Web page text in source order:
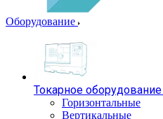
Оборудование
Токарное оборудование
Горизонтальные
Вертикальные